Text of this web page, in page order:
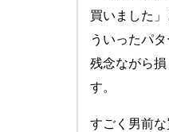
買いました
ういったパ
残念ながら
す。
すごく男前